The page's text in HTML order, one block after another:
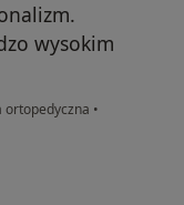
wysokim
ortopedyczna •